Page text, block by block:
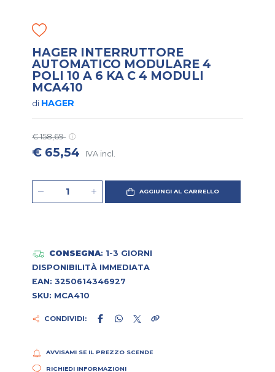
HAGER INTERRUTTORE
AUTOMATICO MODULARE 4
POLI 10 A 6 KA C 4 MODULI
MCA410
di HAGER
€ 158,69
€ 65,54 IVA incl.
AGGIUNGI AL CARRELLO
CONSEGNA: 1-3 GIORNI
DISPONIBILITÀ IMMEDIATA
EAN: 3250614346927
SKU: MCA410
CONDIVIDI:
AVVISAMI SE IL PREZZO SCENDE
RICHIEDI INFORMAZIONI